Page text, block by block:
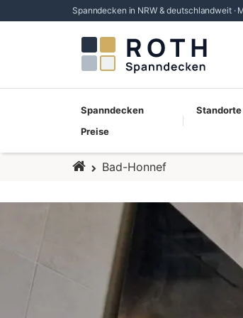
Spanndecken in NRW & deutschlandweit ·
Spanndecken
Preise
Standorte
Startseite
Bad-Honnef